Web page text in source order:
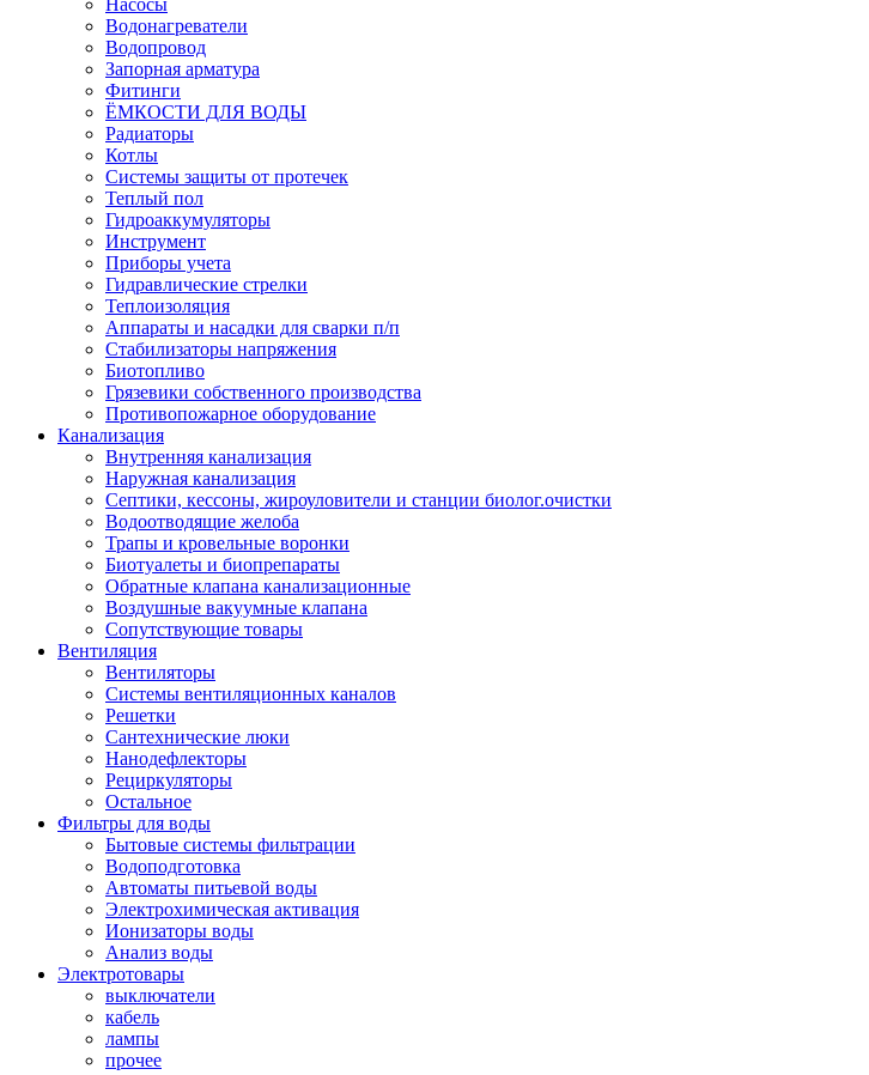
Насосы
Водонагреватели
Водопровод
Запорная арматура
Фитинги
ЁМКОСТИ ДЛЯ ВОДЫ
Радиаторы
Котлы
Системы защиты от протечек
Теплый пол
Гидроаккумуляторы
Инструмент
Приборы учета
Гидравлические стрелки
Теплоизоляция
Аппараты и насадки для сварки п/п
Стабилизаторы напряжения
Биотопливо
Грязевики собственного производства
Противопожарное оборудование
Канализация
Внутренняя канализация
Наружная канализация
Септики, кессоны, жироуловители и станции биолог.очистки
Водоотводящие желоба
Трапы и кровельные воронки
Биотуалеты и биопрепараты
Обратные клапана канализационные
Воздушные вакуумные клапана
Сопутствующие товары
Вентиляция
Вентиляторы
Системы вентиляционных каналов
Решетки
Сантехнические люки
Нанодефлекторы
Рециркуляторы
Остальное
Фильтры для воды
Бытовые системы фильтрации
Водоподготовка
Автоматы питьевой воды
Электрохимическая активация
Ионизаторы воды
Анализ воды
Электротовары
выключатели
кабель
лампы
прочее